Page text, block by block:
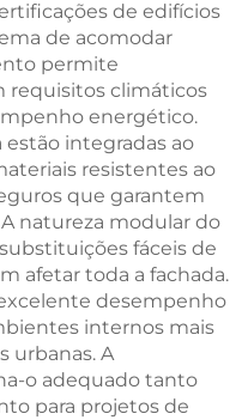
de edifícios
de acomodar
permite
requisitos climáticos
energético.
estão integradas ao
resistentes ao
que garantem
natureza modular do
fáceis de
afetar toda a fachada.
desempenho
internos mais
urbanas. A
o adequado tanto
para projetos de